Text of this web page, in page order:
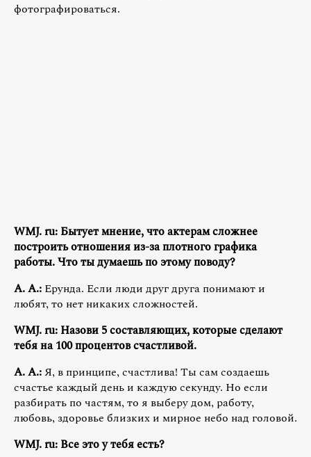
фотографироваться.
WMJ. ru: Бытует мнение, что актерам сложнее
построить отношения из-за плотного графика
работы. Что ты думаешь по этому поводу?
А. А.: Ерунда. Если люди друг друга понимают и
любят, то нет никаких сложностей.
WMJ. ru: Назови 5 составляющих, которые сделают
тебя на 100 процентов счастливой.
А. А.:Я, в принципе, счастлива! Ты сам создаешь
счастье каждый день и каждую секунду. Но если
разбирать по частям, то я выберу дом, работу,
любовь, здоровье близких и мирное небо над головой.
WMJ. ru: Все это у тебя есть?